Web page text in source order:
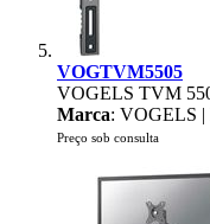
VOGTVM5505
VOGELS TVM
Marca: VOGELS |
Preço sob consulta